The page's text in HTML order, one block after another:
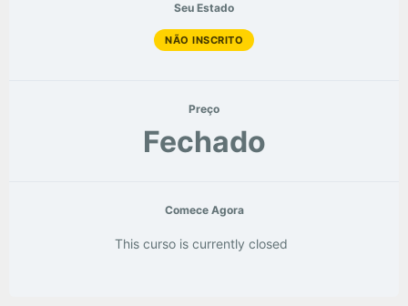
Seu Estado
NÃO INSCRITO
Preço
Fechado
Comece Agora
This curso is currently closed